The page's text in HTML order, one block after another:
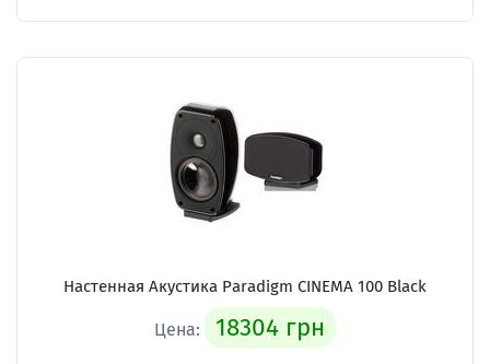
Настенная Акустика Paradigm CINEMA 100 Black
Цена: 18304 грн